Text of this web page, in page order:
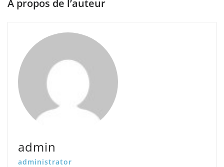
À propos de l’auteur
admin
administrator